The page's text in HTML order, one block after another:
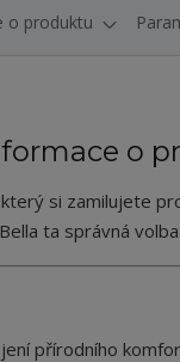
o produktu
o
si zamilujete
ta správná volba.
přírodního